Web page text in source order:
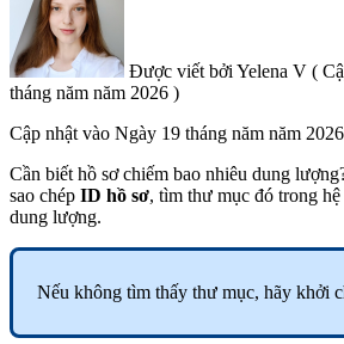
Được viết bởi Yelena V (
tháng năm năm 2026 )
Cập nhật vào Ngày 19 tháng năm năm 2026
Cần biết hồ sơ chiếm bao nhiêu dung
sao chép ID hồ sơ, tìm thư mục đó trong
dung lượng.
Nếu không tìm thấy thư mục, hãy khởi